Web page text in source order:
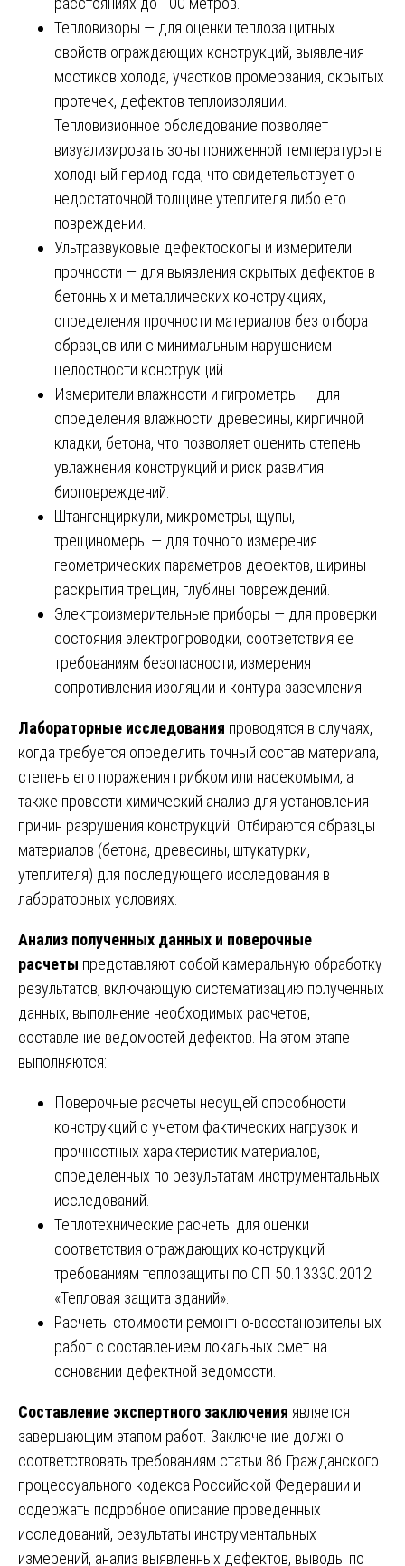
Тепловизоры — для оценки теплозащитных
свойств ограждающих конструкций, выявления
мостиков холода, участков промерзания, скрытых
протечек, дефектов теплоизоляции.
Тепловизионное обследование позволяет
визуализировать зоны пониженной температуры в
холодный период года, что свидетельствует о
недостаточной толщине утеплителя либо его
повреждении.
Ультразвуковые дефектоскопы и измерители
прочности — для выявления скрытых дефектов в
бетонных и металлических конструкциях,
определения прочности материалов без отбора
образцов или с минимальным нарушением
целостности конструкций.
Измерители влажности и гигрометры — для
определения влажности древесины, кирпичной
кладки, бетона, что позволяет оценить степень
увлажнения конструкций и риск развития
биоповреждений.
Штангенциркули, микрометры, щупы,
трещиномеры — для точного измерения
геометрических параметров дефектов, ширины
раскрытия трещин, глубины повреждений.
Электроизмерительные приборы — для проверки
состояния электропроводки, соответствия ее
требованиям безопасности, измерения
сопротивления изоляции и контура заземления.
Лабораторные исследования проводятся в случаях,
когда требуется определить точный состав материала,
степень его поражения грибком или насекомыми, а
также провести химический анализ для установления
причин разрушения конструкций. Отбираются образцы
материалов (бетона, древесины, штукатурки,
утеплителя) для последующего исследования в
лабораторных условиях.
Анализ полученных данных и поверочные
расчеты представляют собой камеральную обработку
результатов, включающую систематизацию полученных
данных, выполнение необходимых расчетов,
составление ведомостей дефектов. На этом этапе
выполняются:
Поверочные расчеты несущей способности
конструкций с учетом фактических нагрузок и
прочностных характеристик материалов,
определенных по результатам инструментальных
исследований.
Теплотехнические расчеты для оценки
соответствия ограждающих конструкций
требованиям теплозащиты по СП 50.13330.2012
«Тепловая защита зданий».
Расчеты стоимости ремонтно-восстановительных
работ с составлением локальных смет на
основании дефектной ведомости.
Составление экспертного заключения является
завершающим этапом работ. Заключение должно
соответствовать требованиям статьи 86 Гражданского
процессуального кодекса Российской Федерации и
содержать подробное описание проведенных
исследований, результаты инструментальных
измерений, анализ выявленных дефектов, выводы по